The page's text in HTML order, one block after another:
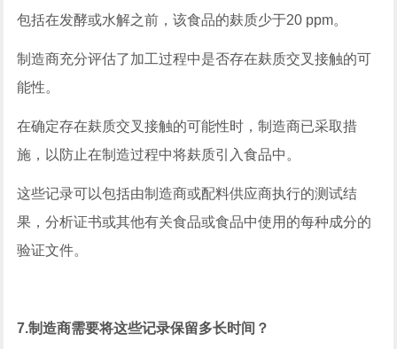
包括在发酵或水解之前，该食品的麸质少于20 ppm。
制造商充分评估了加工过程中是否存在麸质交叉接触的可
能性。
在确定存在麸质交叉接触的可能性时，制造商已采取措
施，以防止在制造过程中将麸质引入食品中。
这些记录可以包括由制造商或配料供应商执行的测试结
果，分析证书或其他有关食品或食品中使用的每种成分的
验证文件。
7.制造商需要将这些记录保留多长时间？